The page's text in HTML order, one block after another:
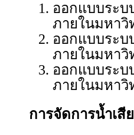
ออกแบบระบ
ภายในมหาวิ
ออกแบบระบ
ภายในมหาวิ
ออกแบบระบ
ภายในมหาวิ
การจัดการน้ำเสีย